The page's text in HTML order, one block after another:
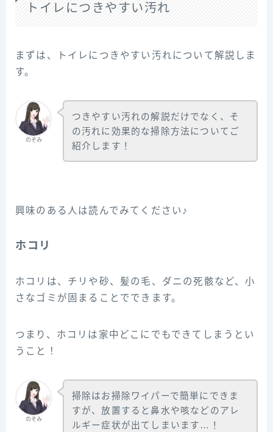
トイレにつきやすい汚れ
まずは、トイレにつきやすい汚れについて解説しま
す。
のぞみ
つきやすい汚れの解説だけでなく、そ
の汚れに効果的な掃除方法についてご
紹介します！
興味のある人は読んでみてください♪
ホコリ
ホコリは、チリや砂、髪の毛、ダニの死骸など、小
さなゴミが固まることでできます。
つまり、ホコリは家中どこにでもできてしまうとい
うこと！
のぞみ
掃除はお掃除ワイパーで簡単にできま
すが、放置すると鼻水や咳などのアレ
ルギー症状が出てしまいます…！